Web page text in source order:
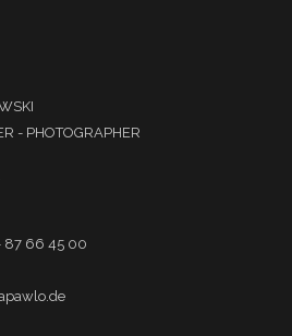
- PHOTOGRAPHER
87 66 45 00